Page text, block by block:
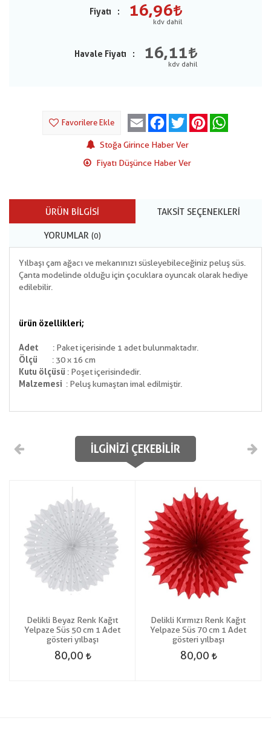
Fiyatı 16,96
Havale Fiyatı 16,11
Favorilere Ekle Email Facebook
Twitter Pinterest
Stoğa Girince Haber Ver
Fiyatı Düşünce Haber Ver
ÜRÜN BILGISI TAKSIT SEÇENEKLERI
YORUMLAR (0)
Yılbaşı çam ağacı ve mekanınızı süsleyebileceğiniz peluş süs.
Çanta modelinde olduğu için çocuklara oyuncak olarak hediye
edilebilir.
ürün özellikleri;
Adet
: Paket içerisinde 1 adet bulunmaktadır.
Ölçü
: 30 x 16 cm
Kutu ölçüsü : Poşet içerisindedir.
Malzemesi : Peluş kumaştan imal edilmiştir.
İLGINIZI ÇEKEBILIR
Delikli Beyaz Renk Kağıt
Yelpaze Süs 50 cm 1 Adet
gösteri yılbaşı
80,00
Delikli Kırmızı Renk Kağıt
Yelpaze Süs 70 cm 1 Adet
gösteri yılbaşı
80,00